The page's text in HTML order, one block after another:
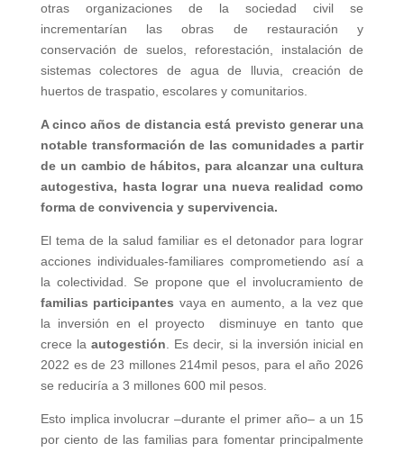
otras organizaciones de la sociedad civil se
incrementarían las obras de restauración y
conservación de suelos, reforestación, instalación de
sistemas colectores de agua de lluvia, creación de
huertos de traspatio, escolares y comunitarios.
A cinco años de distancia está previsto generar una
notable transformación de las comunidades a partir
de un cambio de hábitos, para alcanzar una cultura
autogestiva, hasta lograr una nueva realidad como
forma de convivencia y supervivencia.
El tema de la salud familiar es el detonador para lograr
acciones individuales-familiares comprometiendo así a
la colectividad. Se propone que el involucramiento de
familias participantes vaya en aumento, a la vez que
la inversión en el proyecto disminuye en tanto que
crece laautogestión. Es decir, si la inversión inicial en
2022 es de 23 millones 214mil pesos, para el año 2026
se reduciría a 3 millones 600 mil pesos.
Esto implica involucrar –durante el primer año– a un 15
por ciento de las familias para fomentar principalmente